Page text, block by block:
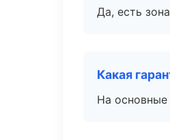
Да, есть
Какая
На основные